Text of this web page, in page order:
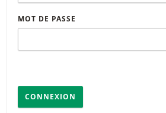
MOT DE PASSE
CONNEXION